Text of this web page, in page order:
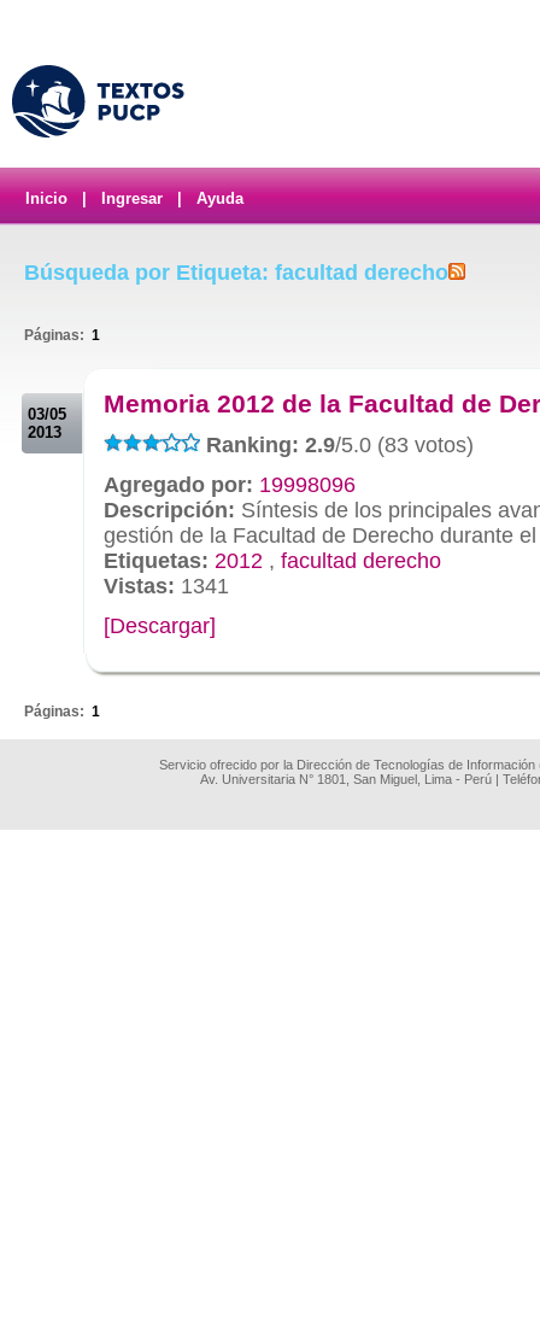
Inicio Ingresar Ayuda
Búsqueda por Etiqueta: facultad derecho
Páginas: 1
03/05
2013
Memoria 2012 de la Facultad de
Ranking: 2.9/5.0 (83 votos)
Agregado por: 19998096
Descripción: Síntesis de los principales
gestión de la Facultad de Derecho durante
Etiquetas: 2012 , facultad derecho
Vistas: 1341
[Descargar]
Páginas: 1
Servicio ofrecido por la Dirección de Tecnologías de
Av. Universitaria N° 1801, San Miguel, Lima - Perú |